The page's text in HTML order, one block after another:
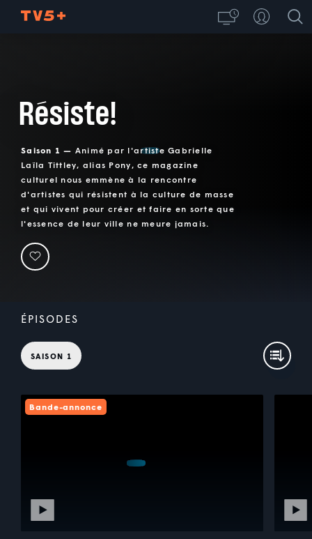
Résiste!
Saison 1 — Animé par l'artiste Gabrielle
Laïla Tittley, alias Pony, ce magazine
culturel nous emmène à la rencontre
d'artistes qui résistent à la culture de masse
et qui vivent pour créer et faire en sorte que
l'essence de leur ville ne meure jamais.
ÉPISODES
SAISON 1
Bande-annonce